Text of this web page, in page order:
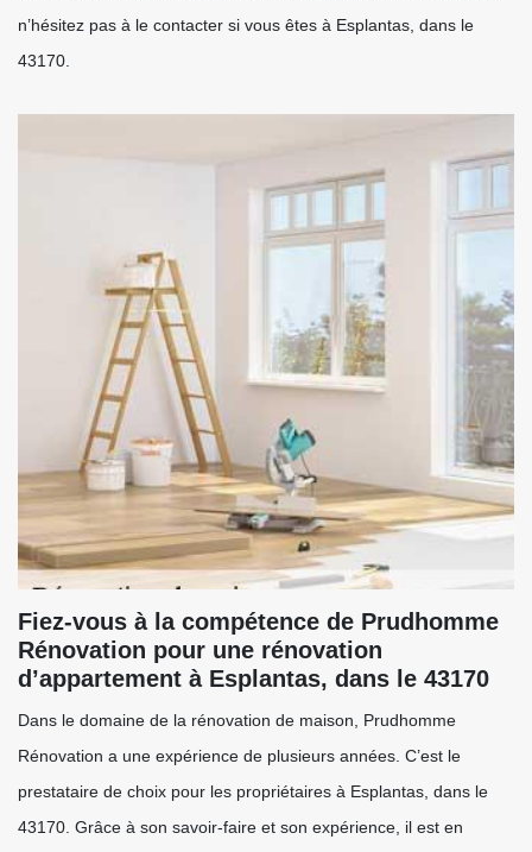
n’hésitez pas à le contacter si vous êtes à Esplantas, dans le
43170.
Fiez-vous à la compétence de Prudhomme
Rénovation pour une rénovation
d’appartement à Esplantas, dans le 43170
Dans le domaine de la rénovation de maison, Prudhomme
Rénovation a une expérience de plusieurs années. C’est le
prestataire de choix pour les propriétaires à Esplantas, dans le
43170. Grâce à son savoir-faire et son expérience, il est en